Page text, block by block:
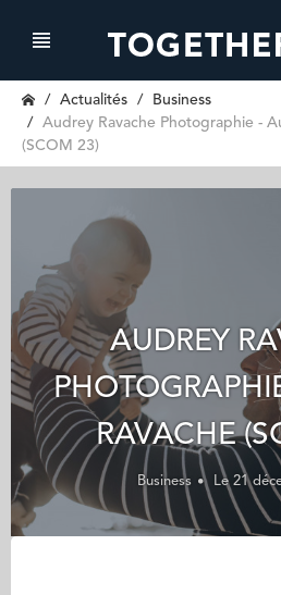
Actualités
Business
Audrey Ravache Photographie -
(SCOM 23)
AUDREY
RAVACHE
Business Le 21